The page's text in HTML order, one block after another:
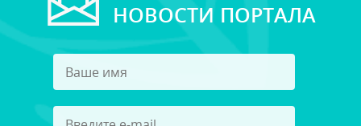
НОВОСТИ ПОРТАЛА